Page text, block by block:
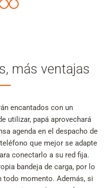
más ventajas
encantados con un
utilizar, papá aprovechará
agenda en el despacho de
que mejor se adapte
conectarlo a su red fija.
bandeja de carga, por lo
momento. Además, si